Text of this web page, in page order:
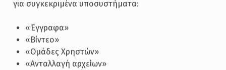
για συγκεκριμένα υποσυστήματα:
«Έγγραφα»
«Βίντεο»
«Ομάδες Χρηστών»
«Ανταλλαγή αρχείων»